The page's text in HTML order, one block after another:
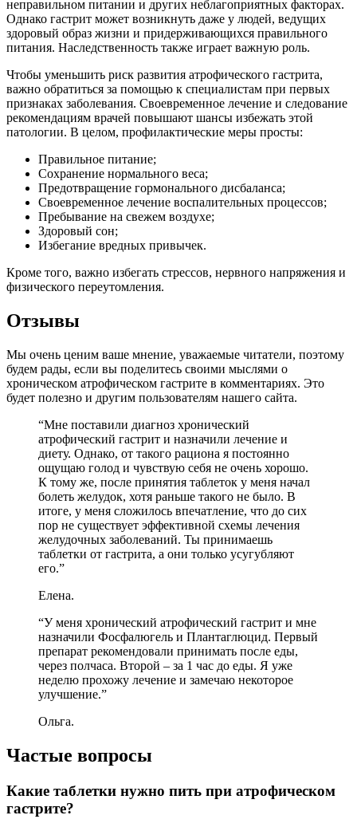
неправильном питании и других неблагоприятных факторах.
Однако гастрит может возникнуть даже у людей, ведущих
здоровый образ жизни и придерживающихся правильного
питания. Наследственность также играет важную роль.
Чтобы уменьшить риск развития атрофического гастрита,
важно обратиться за помощью к специалистам при первых
признаках заболевания. Своевременное лечение и следование
рекомендациям врачей повышают шансы избежать этой
патологии. В целом, профилактические меры просты:
Правильное питание;
Сохранение нормального веса;
Предотвращение гормонального дисбаланса;
Своевременное лечение воспалительных процессов;
Пребывание на свежем воздухе;
Здоровый сон;
Избегание вредных привычек.
Кроме того, важно избегать стрессов, нервного напряжения и
физического переутомления.
Отзывы
Мы очень ценим ваше мнение, уважаемые читатели, поэтому
будем рады, если вы поделитесь своими мыслями о
хроническом атрофическом гастрите в комментариях. Это
будет полезно и другим пользователям нашего сайта.
“Мне поставили диагноз хронический
атрофический гастрит и назначили лечение и
диету. Однако, от такого рациона я постоянно
ощущаю голод и чувствую себя не очень хорошо.
К тому же, после принятия таблеток у меня начал
болеть желудок, хотя раньше такого не было. В
итоге, у меня сложилось впечатление, что до сих
пор не существует эффективной схемы лечения
желудочных заболеваний. Ты принимаешь
таблетки от гастрита, а они только усугубляют
его.”
Елена.
“У меня хронический атрофический гастрит и мне
назначили Фосфалюгель и Плантаглюцид. Первый
препарат рекомендовали принимать после еды,
через полчаса. Второй – за 1 час до еды. Я уже
неделю прохожу лечение и замечаю некоторое
улучшение.”
Ольга.
Частые вопросы
Какие таблетки нужно пить при атрофическом
гастрите?